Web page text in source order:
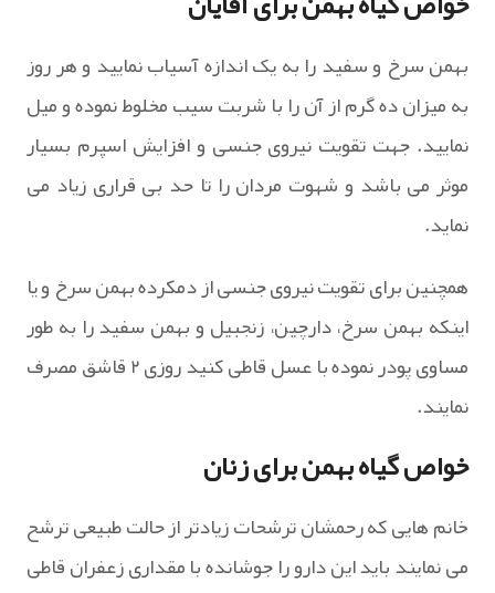
بهمن سرخ و سفید را به یک اندازه آسیاب نمایید و هر روز
به میزان ده گرم از آن را با شربت سیب مخلوط نموده و میل
نمایید. جهت تقویت نیروی جنسی و افزایش اسپرم بسیار
موثر می باشد و شهوت مردان را تا حد بی ‏قراری زیاد می‏
نماید.
همچنین برای تقویت نیروی جنسی از دمکرده بهمن سرخ و یا
اینکه بهمن سرخ، دارچین، زنجبیل و بهمن سفید را به طور
مساوی پودر نموده با عسل قاطی کنید روزی ۲ قاشق مصرف
نمایند.
خواص گیاه بهمن برای زنان
خانم هایی که رحمشان ترشحات زیادتر از حالت طبیعی ترشح
می نمایند باید این دارو را جوشانده با مقداری زعفران قاطی